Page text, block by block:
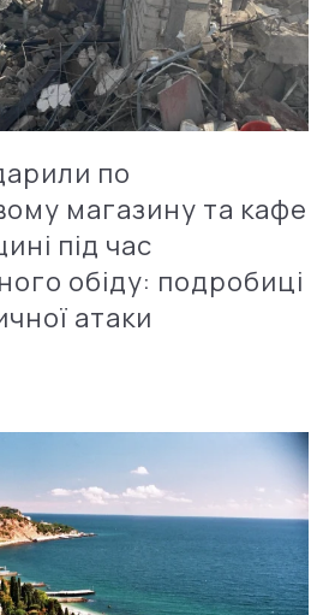
по
магазину та кафе
під час
обіду: подробиці
атаки